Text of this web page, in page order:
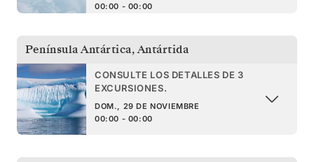
00:00 - 00:00
Península Antártica,Antártida
CONSULTE LOS DETALLES DE 3
EXCURSIONES.
DOM., 29 DE NOVIEMBRE
00:00 - 00:00